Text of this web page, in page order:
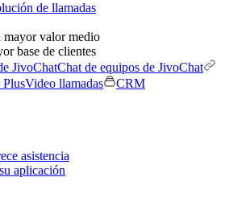
de llamadas
mayor valor medio
base de clientes
JivoChatChat de equipos de JivoChat
PlusVideo llamadas
CRM
asistencia
aplicación